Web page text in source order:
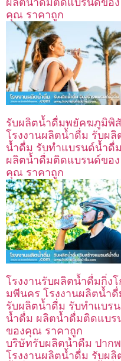
คุณ ราคาถูก
รับผลิตน้ำดื่มพยัคฆภูมิพิ
โรงงานผลิตน้ำดื่ม รับผลิ
น้ำดื่ม รับทำแบรนด์น้ำดื่ม
ผลิตน้ำดื่มติดแบรนด์ของ
คุณ ราคาถูก
โรงงานรับผลิตน้ำดื่มกิ่ง
มพีนคร โรงงานผลิตน้ำดื่
รับผลิตน้ำดื่ม รับทำแบร
น้ำดื่ม ผลิตน้ำดื่มติดแบร
ของคุณ ราคาถูก
บริษัทรับผลิตน้ำดื่ม ปาก
โรงงานผลิตน้ำดื่ม รับผลิ